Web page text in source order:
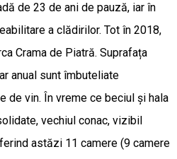
de 23 de ani de pauză, iar în
a clădirilor. Tot în 2018,
Crama de Piatră. Suprafața
anual sunt îmbuteliate
de vin. În vreme ce beciul și hala
vechiul conac, vizibil
astăzi 11 camere (9 camere